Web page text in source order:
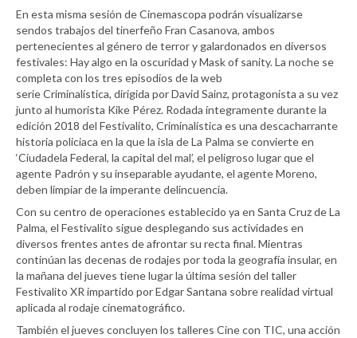
En esta misma sesión de Cinemascopa podrán visualizarse
sendos trabajos del tinerfeño Fran Casanova, ambos
pertenecientes al género de terror y galardonados en diversos
festivales: Hay algo en la oscuridad y Mask of sanity. La noche se
completa con los tres episodios de la web
serie Criminalística, dirigida por David Sainz, protagonista a su vez
junto al humorista Kike Pérez. Rodada íntegramente durante la
edición 2018 del Festivalito, Criminalística es una descacharrante
historia policiaca en la que la isla de La Palma se convierte en
‘Ciudadela Federal, la capital del mal’, el peligroso lugar que el
agente Padrón y su inseparable ayudante, el agente Moreno,
deben limpiar de la imperante delincuencia.
Con su centro de operaciones establecido ya en Santa Cruz de La
Palma, el Festivalito sigue desplegando sus actividades en
diversos frentes antes de afrontar su recta final. Mientras
continúan las decenas de rodajes por toda la geografía insular, en
la mañana del jueves tiene lugar la última sesión del taller
Festivalito XR impartido por Edgar Santana sobre realidad virtual
aplicada al rodaje cinematográfico.
También el jueves concluyen los talleres Cine con TIC, una acción